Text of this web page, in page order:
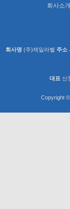
회사소개
회사명 (주)제일라벨 주소
대표 신
Copyright